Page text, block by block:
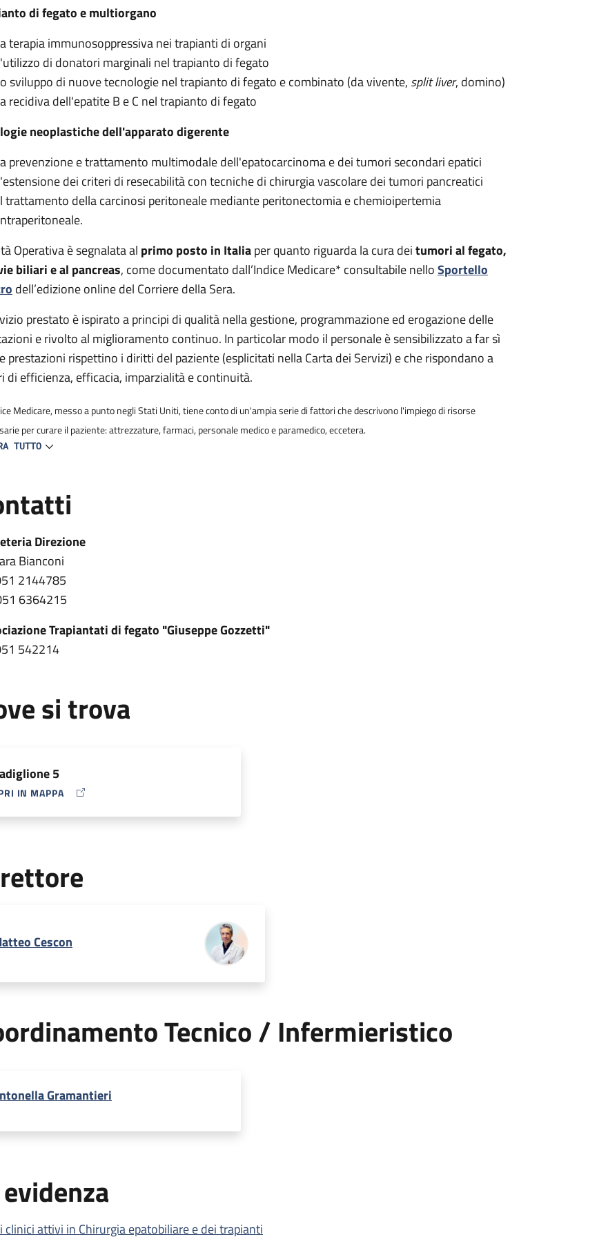
e dei trapianti
di fegato e multiorgano
terapia immunosoppressiva nei trapianti di organi
di donatori marginali nel trapianto di fegato
sviluppo di nuove tecnologie nel trapianto di fegato e combinato (da vivente, split liver, domino)
recidiva dell'epatite B e C nel trapianto di fegato
neoplastiche dell'apparato digerente
prevenzione e trattamento multimodale dell'epatocarcinoma e dei tumori secondari epatici
dei criteri di resecabilità con tecniche di chirurgia vascolare dei tumori pancreatici
trattamento della carcinosi peritoneale mediante peritonectomia e chemioipertemia
Operativa è segnalata al primo posto in Italiaper quanto riguarda la cura deitumori al fegato,
biliari e al pancreas, come documentato dall’Indice Medicare* consultabile nelloSportello
dell’edizione online del Corriere della Sera.
prestato è ispirato a principi di qualità nella gestione, programmazione ed erogazione delle
e rivolto al miglioramento continuo. In particolar modo il personale è sensibilizzato a far sì
prestazioni rispettino i diritti del paziente (esplicitati nella Carta dei Servizi) e che rispondano a
di efficienza, efficacia, imparzialità e continuità.
Medicare, messo a punto negli Stati Uniti, tiene conto di un'ampia serie di fattori che descrivono l'impiego di risorse
per curare il paziente: attrezzature, farmaci, personale medico e paramedico, eccetera.
TUTTO
Direzione
Bianconi
2144785
6364215
Trapiantati di fegato "Giuseppe Gozzetti"
542214
si trova
5
IN MAPPA
ICON
Cescon
Tecnico / Infermieristico
Gramantieri
clinici attivi in Chirurgia epatobiliare e dei trapianti